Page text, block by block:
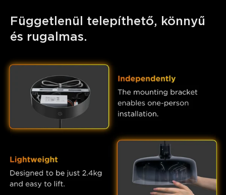
Függetlenül telepíthető, könnyű
és rugalmas.